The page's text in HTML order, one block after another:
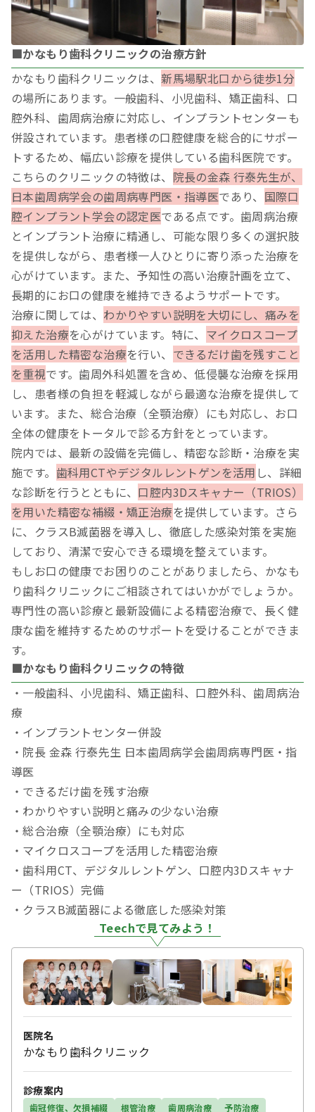
■かなもり歯科クリニックの治療方針
かなもり歯科クリニックは、新馬場駅北口から徒歩1分
の場所にあります。一般歯科、小児歯科、矯正歯科、口
腔外科、歯周病治療に対応し、インプラントセンターも
併設されています。患者様の口腔健康を総合的にサポー
トするため、幅広い診療を提供している歯科医院です。
こちらのクリニックの特徴は、 院長の金森 行泰先生が、
日本歯周病学会の歯周病専門医・指導医であり、 国際口
腔インプラント学会の認定医である点です。歯周病治療
とインプラント治療に精通し、可能な限り多くの選択肢
を提供しながら、患者様一人ひとりに寄り添った治療を
心がけています。また、予知性の高い治療計画を立て、
長期的にお口の健康を維持できるようサポートです。
治療に関しては、 わかりやすい説明を大切にし、痛みを
抑えた治療を心がけています。特に、 マイクロスコープ
を活用した精密な治療を行い、 できるだけ歯を残すこと
を重視です。歯周外科処置を含め、低侵襲な治療を採用
し、患者様の負担を軽減しながら最適な治療を提供して
います。また、総合治療（全顎治療）にも対応し、お口
全体の健康をトータルで診る方針をとっています。
院内では、最新の設備を完備し、精密な診断・治療を実
施です。 歯科用CTやデジタルレントゲンを活用 し、詳細
な診断を行うとともに、 口腔内3Dスキャナー（TRIOS）
を用いた精密な補綴・矯正治療を提供しています。さら
に、クラスB滅菌器を導入し、徹底した感染対策を実施
しており、清潔で安心できる環境を整えています。
もしお口の健康でお困りのことがありましたら、かなも
り歯科クリニックにご相談されてはいかがでしょうか。
専門性の高い診療と最新設備による精密治療で、長く健
康な歯を維持するためのサポートを受けることができま
す。
■かなもり歯科クリニックの特徴
・一般歯科、小児歯科、矯正歯科、口腔外科、歯周病治
療
・インプラントセンター併設
・院長 金森 行泰先生 日本歯周病学会歯周病専門医・指
導医
・できるだけ歯を残す治療
・わかりやすい説明と痛みの少ない治療
・総合治療（全顎治療）にも対応
・マイクロスコープを活用した精密治療
・歯科用CT、デジタルレントゲン、口腔内3Dスキャナ
ー（TRIOS）完備
・クラスB滅菌器による徹底した感染対策
Teechで見てみよう！
医院名
かなもり歯科クリニック
診療案内
歯冠修復、欠損補綴 根管治療 歯周病治療 予防治療